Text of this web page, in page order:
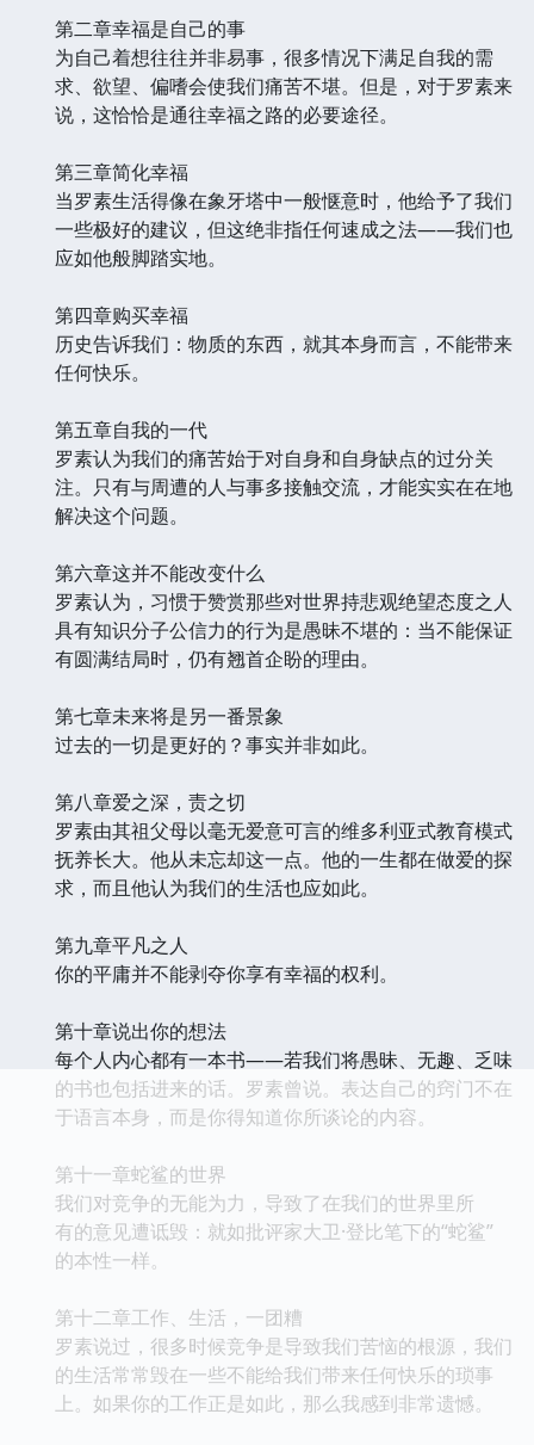
第二章幸福是自己的事
为自己着想往往并非易事，很多情况下满足自我的需
求、欲望、偏嗜会使我们痛苦不堪。但是，对于罗素来
说，这恰恰是通往幸福之路的必要途径。
第三章简化幸福
当罗素生活得像在象牙塔中一般惬意时，他给予了我们
一些极好的建议，但这绝非指任何速成之法——我们也
应如他般脚踏实地。
第四章购买幸福
历史告诉我们：物质的东西，就其本身而言，不能带来
任何快乐。
第五章自我的一代
罗素认为我们的痛苦始于对自身和自身缺点的过分关
注。只有与周遭的人与事多接触交流，才能实实在在地
解决这个问题。
第六章这并不能改变什么
罗素认为，习惯于赞赏那些对世界持悲观绝望态度之人
具有知识分子公信力的行为是愚昧不堪的：当不能保证
有圆满结局时，仍有翘首企盼的理由。
第七章未来将是另一番景象
过去的一切是更好的？事实并非如此。
第八章爱之深，责之切
罗素由其祖父母以毫无爱意可言的维多利亚式教育模式
抚养长大。他从未忘却这一点。他的一生都在做爱的探
求，而且他认为我们的生活也应如此。
第九章平凡之人
你的平庸并不能剥夺你享有幸福的权利。
第十章说出你的想法
每个人内心都有一本书——若我们将愚昧、无趣、乏味
的书也包括进来的话。罗素曾说。表达自己的窍门不在
于语言本身，而是你得知道你所谈论的内容。
第十一章蛇鲨的世界
我们对竞争的无能为力，导致了在我们的世界里所
有的意见遭诋毁：就如批评家大卫·登比笔下的“蛇鲨”
的本性一样。
第十二章工作、生活，一团糟
罗素说过，很多时候竞争是导致我们苦恼的根源，我们
的生活常常毁在一些不能给我们带来任何快乐的琐事
上。如果你的工作正是如此，那么我感到非常遗憾。